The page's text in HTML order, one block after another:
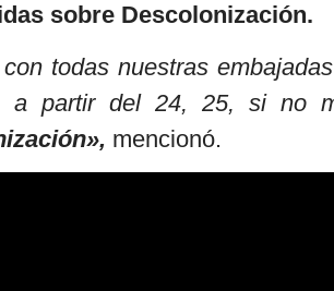
sobre Descolonización.
todas nuestras
a partir del 24, 25, si no
mencionó.